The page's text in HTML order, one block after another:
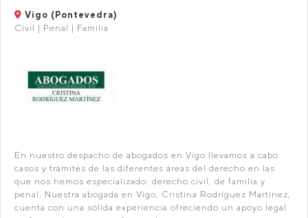
Vigo (Pontevedra)
Civil | Penal | Familia
En nuestro despacho de abogados en Vigo llevamos a cabo
casos y trámites de las diferentes áreas del derecho en las
que nos hemos especializado: derecho civil, de familia y
penal. Nuestra abogada en Vigo, Cristina Rodríguez Martínez,
cuenta con una sólida experiencia ofreciendo un apoyo legal